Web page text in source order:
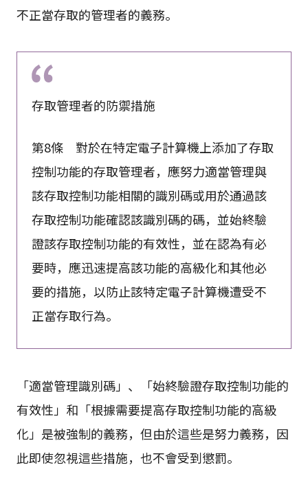
不正當存取的管理者的義務。
存取管理者的防禦措施
第8條 對於在特定電子計算機上添加了存取
控制功能的存取管理者，應努力適當管理與
該存取控制功能相關的識別碼或用於通過該
存取控制功能確認該識別碼的碼，並始終驗
證該存取控制功能的有效性，並在認為有必
要時，應迅速提高該功能的高級化和其他必
要的措施，以防止該特定電子計算機遭受不
正當存取行為。
「適當管理識別碼」、「始終驗證存取控制功能的
有效性」和「根據需要提高存取控制功能的高級
化」是被強制的義務，但由於這些是努力義務，因
此即使忽視這些措施，也不會受到懲罰。